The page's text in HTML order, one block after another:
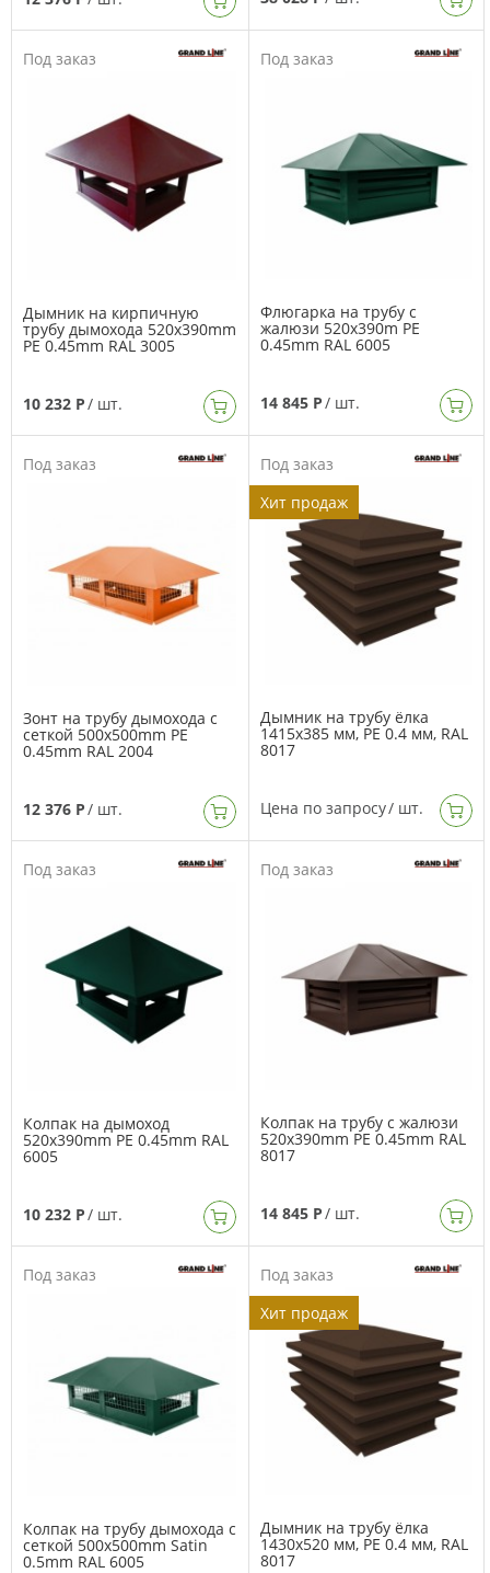
Под заказ
Дымник на кирпичную
трубу дымохода 520x390mm
PE 0.45mm RAL 3005
10 232 Р/ шт.
Под заказ
Флюгарка на трубу с
жалюзи 520x390m PE
0.45mm RAL 6005
14 845 Р/ шт.
Под заказ
Зонт на трубу дымохода с
сеткой 500x500mm PE
0.45mm RAL 2004
12 376 Р/ шт.
Под заказ
Хит продаж
Дымник на трубу ёлка
1415х385 мм, PE 0.4 мм, RAL
8017
Цена по запросу/ шт.
Под заказ
Колпак на дымоход
520x390mm PE 0.45mm RAL
6005
10 232 Р/ шт.
Под заказ
Колпак на трубу с жалюзи
520x390mm PE 0.45mm RAL
8017
14 845 Р/ шт.
Под заказ
Колпак на трубу дымохода с
сеткой 500x500mm Satin
0.5mm RAL 6005
Под заказ
Хит продаж
Дымник на трубу ёлка
1430х520 мм, PE 0.4 мм, RAL
8017